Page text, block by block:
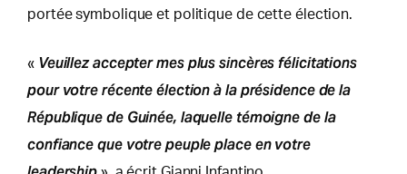
portée symbolique et politique de cette élection.
« Veuillez accepter mes plus sincères félicitations
pour votre récente élection à la présidence de la
République de Guinée, laquelle témoigne de la
confiance que votre peuple place en votre